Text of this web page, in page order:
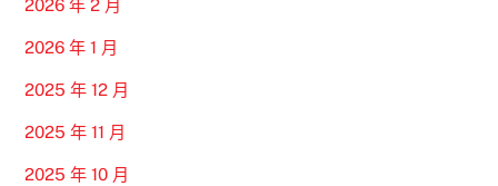
2026 年 2 月
2026 年 1 月
2025 年 12 月
2025 年 11 月
2025 年 10 月